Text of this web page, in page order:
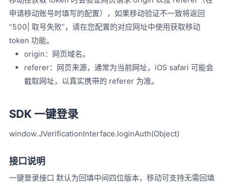
申请移动账号时填写的配置），如果移动验证不一致将返回
“500| 取号失败”，请在您配置的对应网址中使用获取移动
token 功能。
origin：网页域名。
referer：网页来源，通常为当前网址，iOS safari 可能会
截取网址，以真实携带的 referer 为准。
SDK 一键登录
window.JVerificationInterface.loginAuth(Object)
接口说明
一键登录接口 默认为回填中间四位版本，移动可支持无需回填